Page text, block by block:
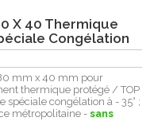
X 40 Thermique
Congélation
mm x 40 mm pour
thermique protégé / TOP
congélation à - 35° ;
métropolitaine - sans